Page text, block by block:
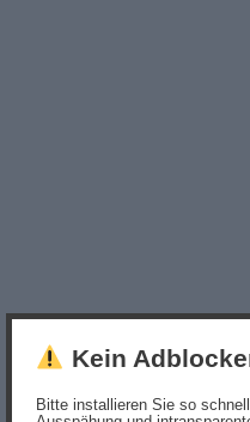
Kein
Bitte installieren Sie so